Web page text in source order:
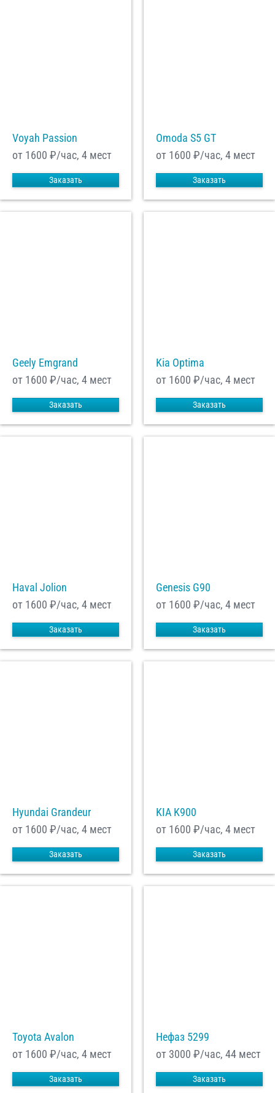
Voyah Passion
от 1600 ₽/час, 4 мест
Заказать
Omoda S5 GT
от 1600 ₽/час, 4 мест
Заказать
Geely Emgrand
от 1600 ₽/час, 4 мест
Заказать
Kia Optima
от 1600 ₽/час, 4 мест
Заказать
Haval Jolion
от 1600 ₽/час, 4 мест
Заказать
Genesis G90
от 1600 ₽/час, 4 мест
Заказать
Hyundai Grandeur
от 1600 ₽/час, 4 мест
Заказать
KIA K900
от 1600 ₽/час, 4 мест
Заказать
Toyota Avalon
от 1600 ₽/час, 4 мест
Заказать
Нефаз 5299
от 3000 ₽/час, 44 мест
Заказать